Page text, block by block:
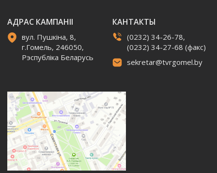
АДРАС КАМПАНІІ
вул. Пушкіна, 8,
г.Гомель, 246050,
Рэспубліка Беларусь
КАНТАКТЫ
(0232) 34-26-78,
(0232) 34-27-68 (факс)
sekretar@tvrgomel.by